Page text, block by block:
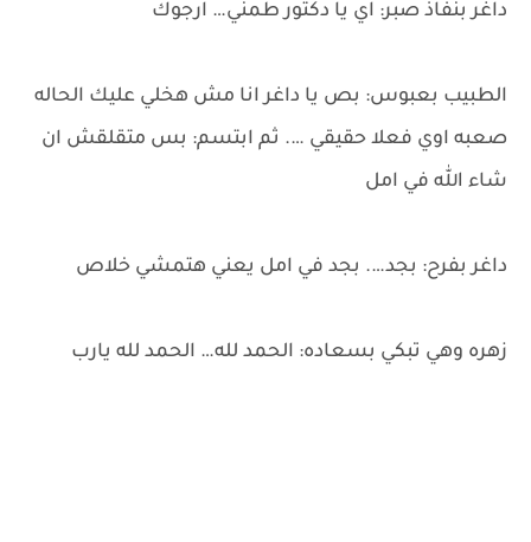
داغر بنفاذ صبر: اي يا دكتور طمني… ارجوك
الطبيب بعبوس: بص يا داغر انا مش هخلي عليك الحاله
صعبه اوي فعلا حقيقي …. ثم ابتسم: بس متقلقش ان
شاء الله في امل
داغر بفرح: بجد…. بجد في امل يعني هتمشي خلاص
زهره وهي تبكي بسعاده: الحمد لله… الحمد لله يارب